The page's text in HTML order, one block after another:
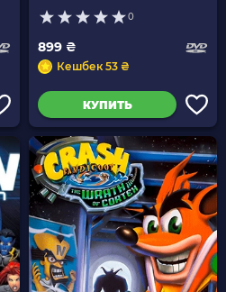
0
899 ₴
Кешбек 53 ₴
КУПИТЬ